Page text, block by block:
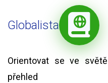
Globalista
Orientovat se ve
přehled